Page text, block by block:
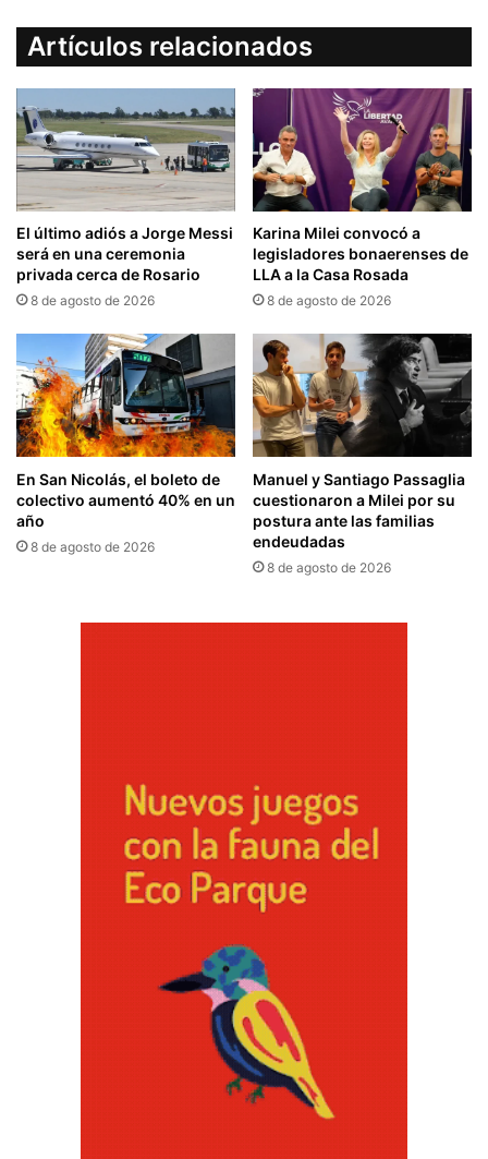
Artículos relacionados
El último adiós a Jorge Messi
será en una ceremonia
privada cerca de Rosario
8 de agosto de 2026
Karina Milei convocó a
legisladores bonaerenses de
LLA a la Casa Rosada
8 de agosto de 2026
En San Nicolás, el boleto de
colectivo aumentó 40% en un
año
8 de agosto de 2026
Manuel y Santiago Passaglia
cuestionaron a Milei por su
postura ante las familias
endeudadas
8 de agosto de 2026